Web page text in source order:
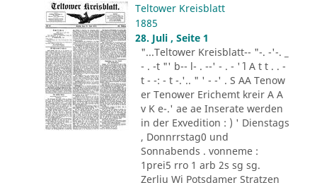
Teltower Kreisblatt
1885
28. Juli , Seite 1
"...Teltower Kreisblatt-- "-. -'-. _
- . -t "' b-- l- . --' - . - '´ l A t t . . -
t - -: - t -.'.. " ' - -' . S AA Tenow
er Tenower Erichemt kreir A A
v K e-.' ae ae Inserate werden
in der Exvedition : ) ' Dienstags
, Donnrrstag0 und
Sonnabends . vonneme :
1prei5 rro 1 arb 2s sg sg.
Zerliu Wi Potsdamer Stratzen